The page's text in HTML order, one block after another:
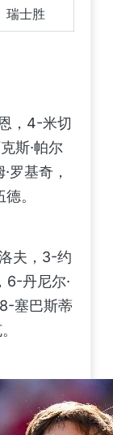
瑞士胜
，4-米切
斯·帕尔
罗基奇，
。
夫，3-约
6-丹尼尔·
塞巴斯蒂